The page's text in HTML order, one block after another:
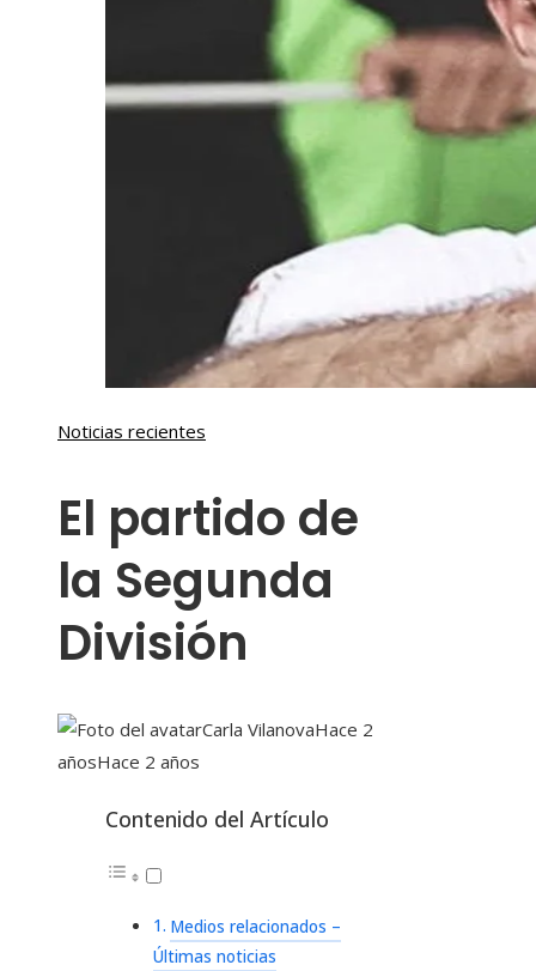
Noticias recientes
El partido de
la Segunda
División
Carla VilanovaHace 2
añosHace 2 años
Contenido del Artículo
Medios relacionados –
Últimas noticias